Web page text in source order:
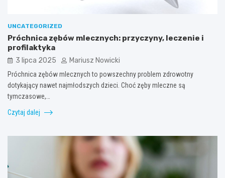
UNCATEGORIZED
Próchnica zębów mlecznych: przyczyny, leczenie i
profilaktyka
3 lipca 2025 Mariusz Nowicki
Próchnica zębów mlecznych to powszechny problem zdrowotny
dotykający nawet najmłodszych dzieci. Choć zęby mleczne są
tymczasowe,…
Czytaj dalej